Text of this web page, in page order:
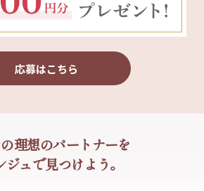
応募はこちら
理想のパートナーを
ジュで見つけよう。